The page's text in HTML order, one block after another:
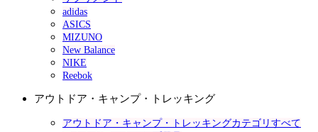
adidas
ASICS
MIZUNO
New Balance
NIKE
Reebok
アウトドア・キャンプ・トレッキング
アウトドア・キャンプ・トレッキングカテゴリすべて